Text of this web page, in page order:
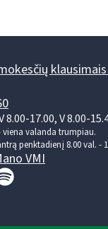
17.00, V 8.00-
viena valanda trumpiau.
penktadienį 8.00 val. -
VMI